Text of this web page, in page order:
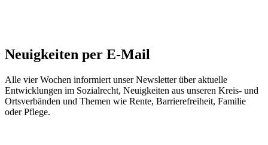
Neuigkeiten per E-Mail
Alle vier Wochen informiert unser Newsletter über aktuelle
Entwicklungen im Sozialrecht, Neuigkeiten aus unseren Kreis- und
Ortsverbänden und Themen wie Rente, Barrierefreiheit, Familie
oder Pflege.